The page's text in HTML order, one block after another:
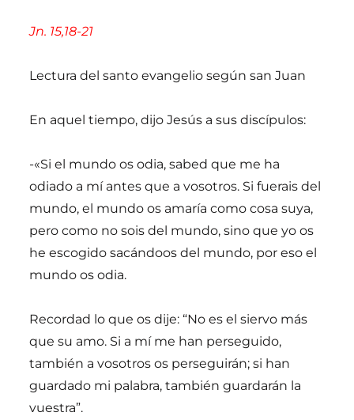
Jn. 15,18-21
Lectura del santo evangelio según san Juan
En aquel tiempo, dijo Jesús a sus discípulos:
-«Si el mundo os odia, sabed que me ha
odiado a mí antes que a vosotros. Si fuerais del
mundo, el mundo os amaría como cosa suya,
pero como no sois del mundo, sino que yo os
he escogido sacándoos del mundo, por eso el
mundo os odia.
Recordad lo que os dije: “No es el siervo más
que su amo. Si a mí me han perseguido,
también a vosotros os perseguirán; si han
guardado mi palabra, también guardarán la
vuestra”.